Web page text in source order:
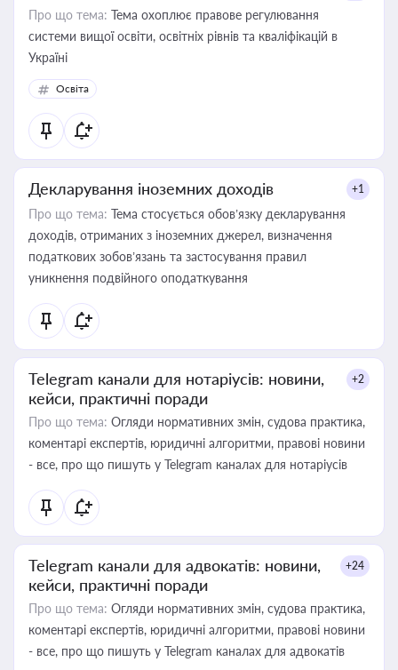
Про що тема: Тема охоплює правове регулювання
системи вищої освіти, освітніх рівнів та кваліфікацій в
Україні
Освіта
Декларування іноземних доходів +1
Про що тема: Тема стосується обов’язку декларування
доходів, отриманих з іноземних джерел, визначення
податкових зобов’язань та застосування правил
уникнення подвійного оподаткування
Telegram канали для нотаріусів: новини,
кейси, практичні поради
+2
Про що тема: Огляди нормативних змін, судова практика,
коментарі експертів, юридичні алгоритми, правові новини
- все, про що пишуть у Telegram каналах для нотаріусів
Telegram канали для адвокатів: новини,
кейси, практичні поради
+24
Про що тема: Огляди нормативних змін, судова практика,
коментарі експертів, юридичні алгоритми, правові новини
- все, про що пишуть у Telegram каналах для адвокатів